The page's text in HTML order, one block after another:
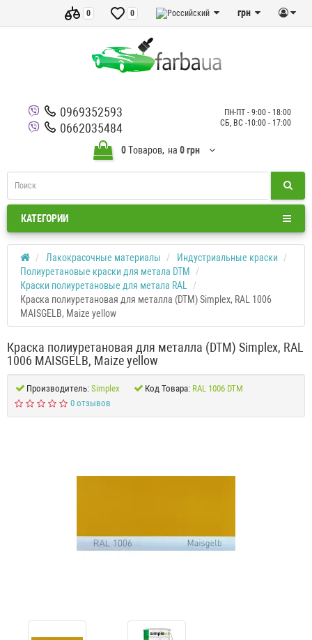
грн
0
0
0969352593
0662035484
ПН-ПТ - 9:00 - 18:00
СБ, ВС -10:00 - 17:00
0Tоваров, на 0 грн
КАТЕГОРИИ
Лакокрасочные материалы
Индустриальные краски
Полиуретановые краски для метала DTM
Краски полиуретановые для метала RAL
Краска полиуретановая для металла (DTM) Simplex, RAL 1006
MAISGELB, Maize yellow
Краска полиуретановая для металла (DTM) Simplex, RAL
1006 MAISGELB, Maize yellow
Производитель: Simplex Код Товара: RAL 1006 DTM
0 отзывов